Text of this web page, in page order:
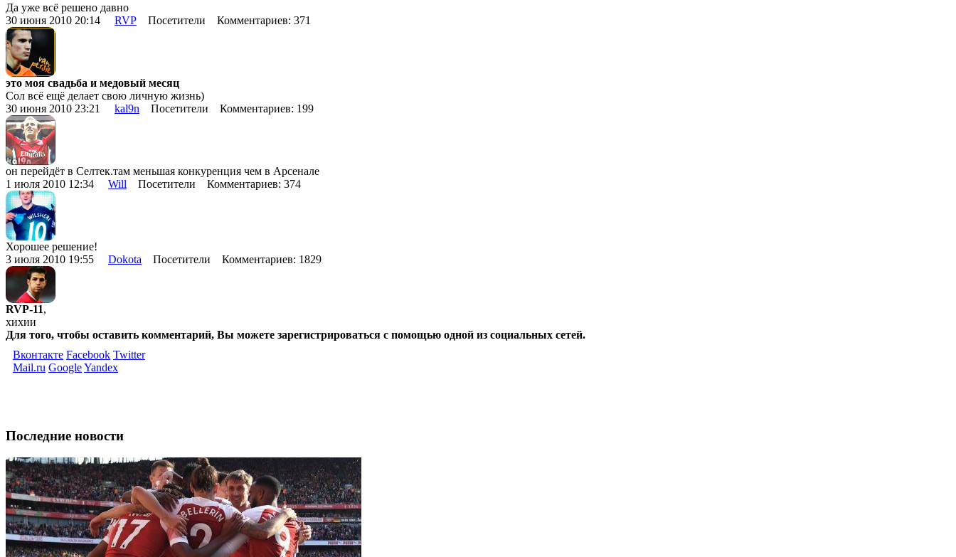
Да уже всё решено давно
30 июня 2010 20:14 RVP Посетители Комментариев: 371
это моя свадьба и медовый месяц
Сол всё ещё делает свою личную жизнь)
30 июня 2010 23:21 kal9n Посетители Комментариев: 199
он перейдёт в Селтек.там меньшая конкуренция чем в Арсенале
1 июля 2010 12:34 Will Посетители Комментариев: 374
Хорошее решение!
3 июля 2010 19:55 Dokota Посетители Комментариев: 1829
RVP-11,
хихии
Для того, чтобы оставить комментарий, Вы можете зарегистрироваться с помощью одной из социальных сетей.
Вконтакте Facebook Twitter
Mail.ru GoogleYandex
Последние новости